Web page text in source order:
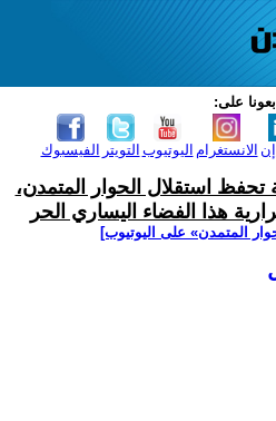
على:
الفيسبوك التويتر اليوتيوب الانستغرام
تحفظ استقلال الحوار المتمدن،
هذا الفضاء اليساري الحر
المتمدن» على اليوتيوب]